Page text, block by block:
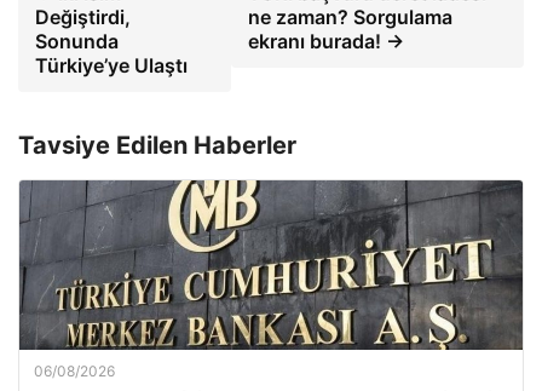
Değiştirdi,
Sonunda
Türkiye’ye Ulaştı
ne zaman? Sorgulama
ekranı burada! →
Tavsiye Edilen Haberler
06/08/2026